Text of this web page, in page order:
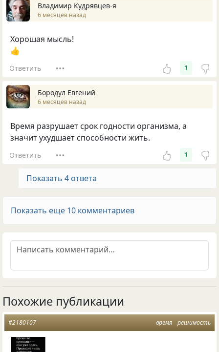
Владимир Кудрявцев-я
6 месяцев назад
Хорошая мысль!
👍
Ответить 1
Бородул Евгений
6 месяцев назад
Время разрушает срок годности организма, а
значит ухудшает способности жить.
Ответить 1
Показать 4 ответа
Показать еще 10 комментариев
Похожие публикации
время решимость
#2180107